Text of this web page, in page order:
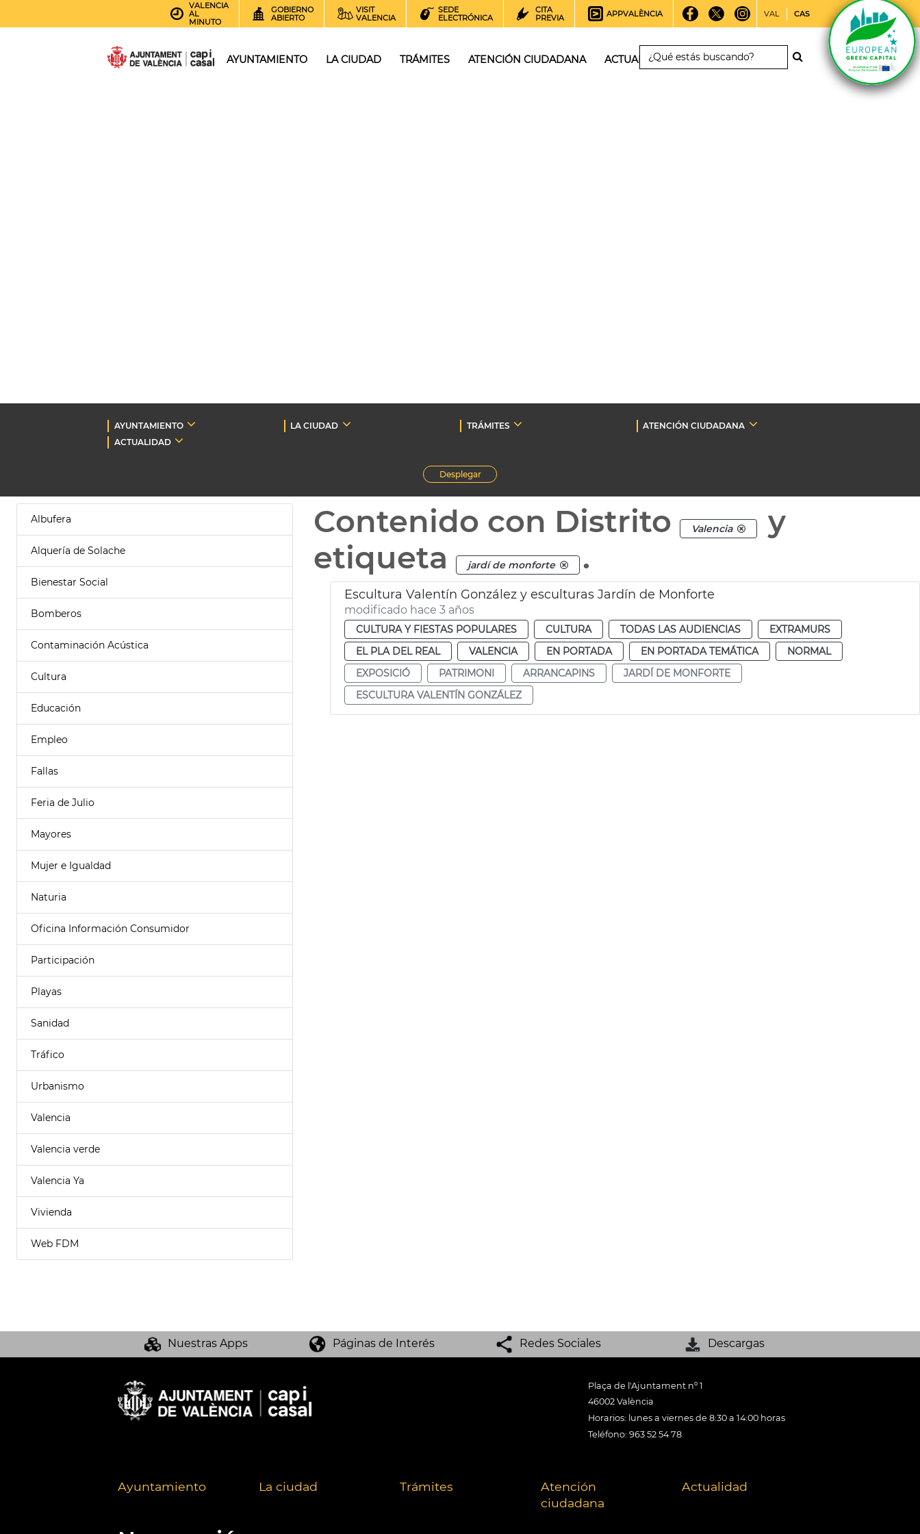
VALENCIA
AL
MINUTO
GOBIERNO
ABIERTO
VISIT
VALENCIA
SEDE
ELECTRÓNICA
CITA
PREVIA
APPVALÈNCIA VAL CAS
AYUNTAMIENTO LA CIUDAD TRÁMITES ATENCIÓN CIUDADANA ACTUALIDAD
AYUNTAMIENTO LA CIUDAD TRÁMITES
ATENCIÓN CIUDADANA
ACTUALIDAD
Desplegar
Albufera
Alquería de Solache
Bienestar Social
Bomberos
Contaminación Acústica
Cultura
Educación
Empleo
Fallas
Feria de Julio
Mayores
Mujer e Igualdad
Naturia
Oficina Información Consumidor
Participación
Playas
Sanidad
Tráfico
Urbanismo
Valencia
Valencia verde
Valencia Ya
Vivienda
Web FDM
Contenido con Distrito Valencia
y
etiqueta
jardí de monforte .
Escultura Valentín González y esculturas Jardín de Monforte
modificado hace 3 años
CULTURA Y FIESTAS POPULARES CULTURA TODAS LAS AUDIENCIAS
EXTRAMURS
EL PLA DEL REAL
VALENCIA EN PORTADA EN PORTADA TEMÁTICA
NORMAL
EXPOSICIÓ
PATRIMONI ARRANCAPINS
JARDÍ DE MONFORTE
ESCULTURA VALENTÍN GONZÁLEZ
Nuestras Apps Páginas de Interés Redes Sociales Descargas
Plaça de l'Ajuntament nº 1
46002 València
Horarios: lunes a viernes de 8:30 a 14:00 horas
Teléfono: 963 52 54 78
Ayuntamiento La ciudad Trámites
Atención
ciudadana
Actualidad